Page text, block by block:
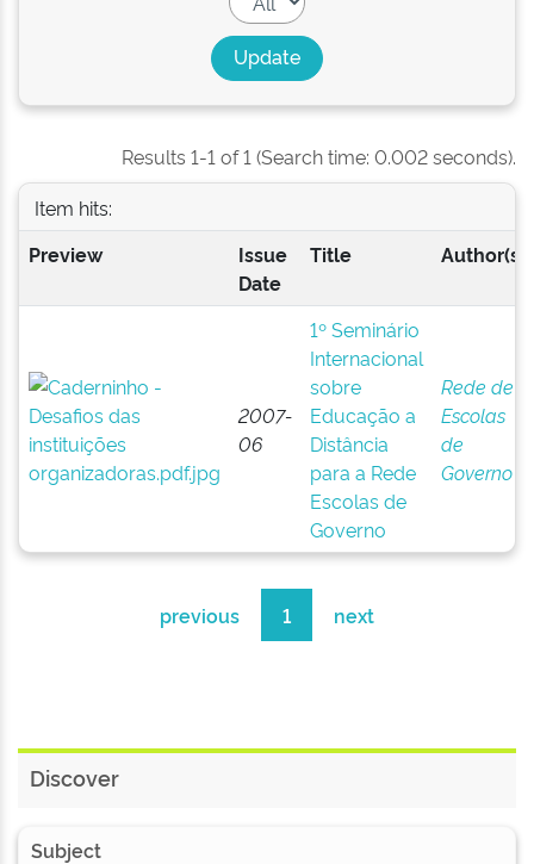
Results 1-1 of 1 (Search time: 0.002 seconds).
Item hits:
Preview
Issue
Date
Title Author(s)
2007-
06
1º Seminário
Internacional
sobre
Educação a
Distância
para a Rede
Escolas de
Governo
Rede de
Escolas
de
Governo
previous 1 next
Discover
Subject